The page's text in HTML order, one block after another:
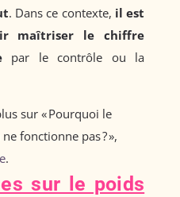
. Dans ce contexte, il est
maîtriser le chiffre
par le contrôle ou la
sur « Pourquoi le
fonctionne pas ? »,
.
sur le poids